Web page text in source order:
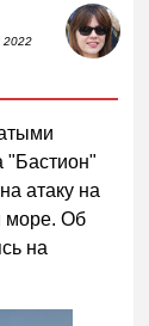
"Бастион"
атаку на
море. Об
на